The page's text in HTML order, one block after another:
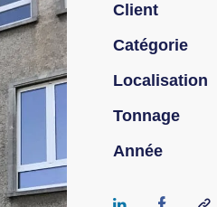
Client
Catégorie
Localisation
Tonnage
Année